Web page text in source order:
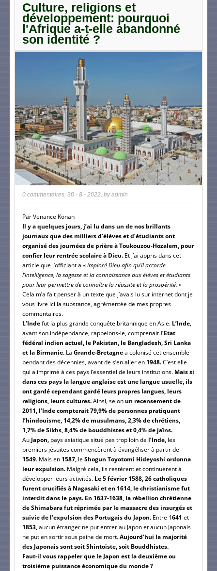
Culture, religions et
développement: pourquoi
l'Afrique a-t-elle abandonné
son identité ?
0 commentaires, 30 - 8 - 2022, byadmin
Par Venance Konan
Il y a quelques jours, j’ai lu dans un de nos brillants
journaux que des milliers d’élèves et d’étudiants ont
organisé des journées de prière à Toukouzou-Hozalem, pour
confier leur rentrée scolaire à Dieu. Et j’ai appris dans cet
article que l’officiant a «imploré Dieu afin qu’il accorde
l’intelligence, la sagesse et la connaissance aux élèves et étudiants
pour leur permettre de connaître la réussite et la prospérité. »
Cela m’a fait penser à un texte que j’avais lu sur internet dont je
vous livre ici la substance, agrémentée de mes propres
commentaires.
L’Indefut la plus grande conquête britannique en Asie. L’Inde,
avant son indépendance, rappelons-le, comprenait l’Etat
fédéral indien actuel, le Pakistan, le Bangladesh, Sri Lanka
et la Birmanie. La Grande-Bretagnea colonisé cet ensemble
pendant des décennies, avant de s’en aller en 1948.C’est elle
qui a imprimé à ces pays l’essentiel de leurs institutions. Mais si
dans ces pays la langue anglaise est une langue usuelle, ils
ont gardé cependant gardé leurs propres langues, leurs
religions, leurs cultures.Ainsi, selonun recensement de
2011, l’Inde compterait 79,9% de personnes pratiquant
l’hindouisme, 14,2% de musulmans, 2,3% de chrétiens,
1,7% de Sikhs, 8,4% de bouddhistes et 0,4% de jaïns.
AuJapon, pays asiatique situé pas trop loin de l’Inde, les
premiers jésuites commencèrent à évangéliser à partir de
1549. Mais en 1587, le Shogun Toyotomi Hideyoshi ordonna
leur expulsion. Malgré cela, ils restèrent et continuèrent à
développer leurs activités. Le 5 février 1588, 26 catholiques
furent crucifiés à Nagasaki et en 1614, le christianisme fut
interdit dans le pays. En 1637-1638, la rébellion chrétienne
de Shimabara fut réprimée par le massacre des insurgés et
suivie de l’expulsion des Portugais du Japon. Entre 1641 et
1853,aucun étranger ne put entrer au Japon et aucun Japonais
ne put en sortir sous peine de mort.Aujourd’hui la majorité
des Japonais sont soit Shintoïste, soit Bouddhistes.
Faut-il vous rappeler que le Japon est la deuxième ou
troisième puissance économique du monde ?